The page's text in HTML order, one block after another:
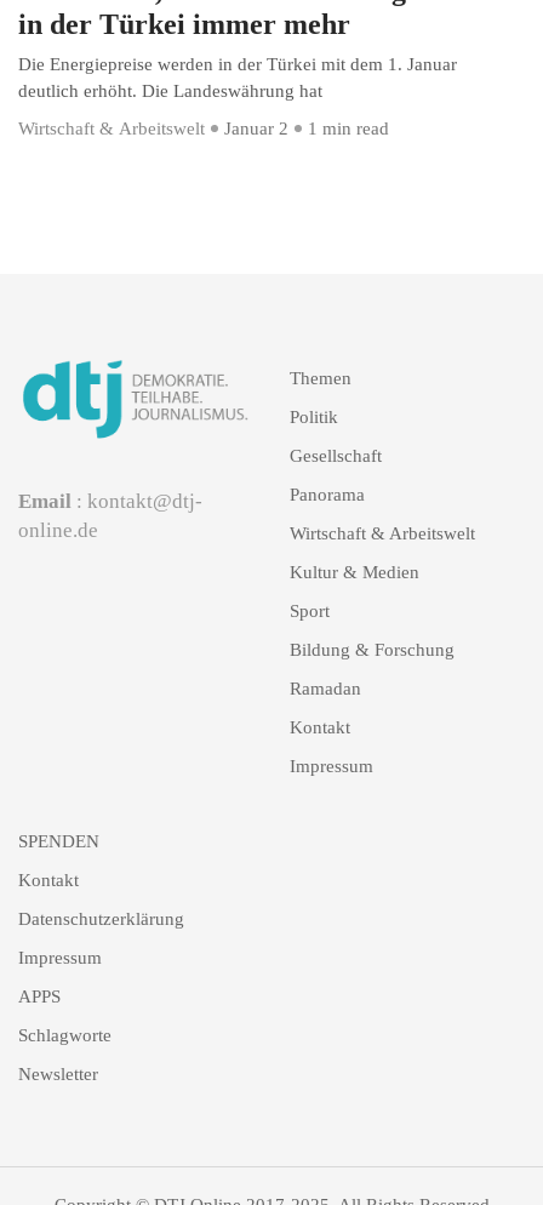
in der Türkei immer mehr
Die Energiepreise werden in der Türkei mit dem 1. Januar
deutlich erhöht. Die Landeswährung hat
Wirtschaft & Arbeitswelt
Januar 2 1 min read
Email : kontakt@dtj-
online.de
Themen
Politik
Gesellschaft
Panorama
Wirtschaft & Arbeitswelt
Kultur & Medien
Sport
Bildung & Forschung
Ramadan
Kontakt
Impressum
SPENDEN
Kontakt
Datenschutzerklärung
Impressum
APPS
Schlagworte
Newsletter